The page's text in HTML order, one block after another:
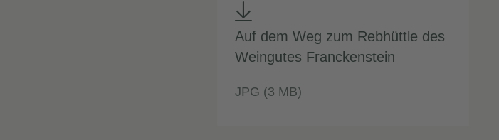
Auf dem Weg zum Rebhüttle des
Weingutes Franckenstein
JPG (3 MB)